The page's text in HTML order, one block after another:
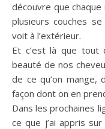
découvre que
plusieurs couches
voit à l’extérieur.
Et c’est là que tout
beauté de nos
de ce qu’on mange,
façon dont on en
Dans les prochaines
ce que j’ai appris